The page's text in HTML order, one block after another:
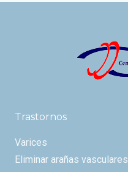
Trastornos
Varices
Eliminar arañas vasculares